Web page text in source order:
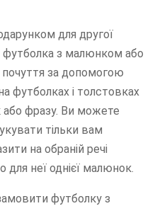
для другої
футболка з малюнком або
почуття за допомогою
футболках і толстовках
фразу. Ви можете
тільки вам
на обраній речі
неї однієї малюнок.
футболку з